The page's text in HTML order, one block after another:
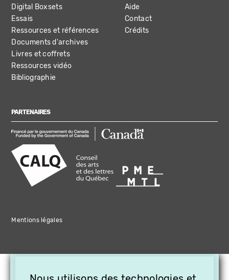
Digital Boxsets
Essais
Ressources et références
Documents d'archives
Livres et coffrets
Ressources vidéo
Bibliographie
Aide
Contact
Crédits
PARTENAIRES
Mentions légales